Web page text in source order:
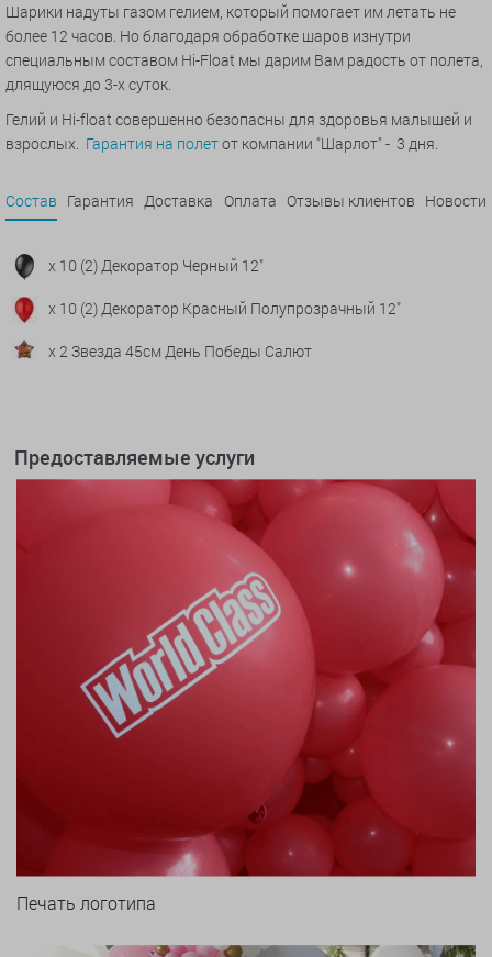
Шарики надуты газом гелием, который помогает им летать не
более 12 часов. Но благодаря обработке шаров изнутри
специальным составом Hi-Float мы дарим Вам радость от полета,
длящуюся до 3-х суток.
Гелий и Hi-float совершенно безопасны для здоровья малышей и
взрослых. Гарантия на полетот компании "Шарлот" - 3 дня.
Состав Гарантия Доставка Оплата Отзывы клиентов Новости
x 10 (2) Декоратор Черный 12"
x 10 (2) Декоратор Красный Полупрозрачный 12"
x 2 Звезда 45см День Победы Салют
Предоставляемые услуги
Печать логотипа